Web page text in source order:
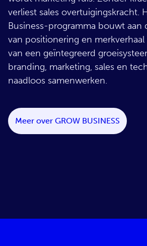
verliest sales overtuigingskracht.
Business-programma bouwt aan
van positionering en
van een geïntegreerd
branding, marketing, sales en
naadloos samenwerken.
Meer over GROW BUSINESS